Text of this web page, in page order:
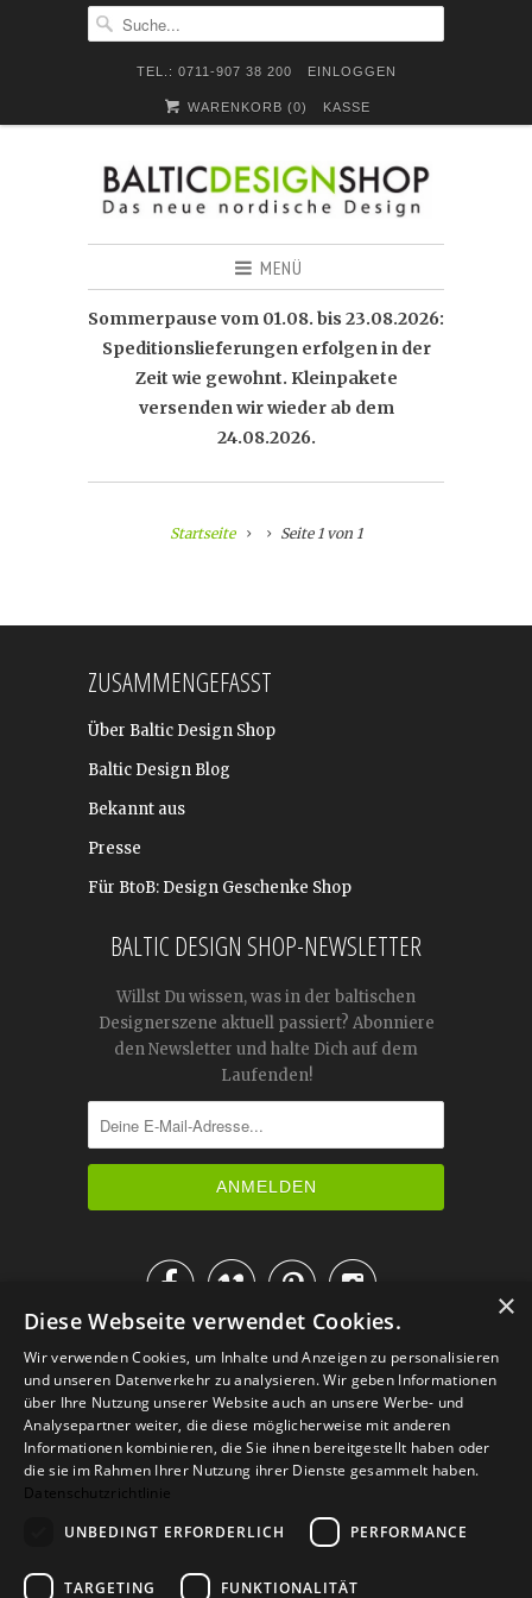
TEL.: 0711-907 38 200 EINLOGGEN
WARENKORB (0) KASSE
MENÜ
Sommerpause vom 01.08. bis 23.08.2026:
Speditionslieferungen erfolgen in der
Zeit wie gewohnt. Kleinpakete
versenden wir wieder ab dem
24.08.2026.
Startseite Seite 1 von 1
ZUSAMMENGEFASST
Über Baltic Design Shop
Baltic Design Blog
Bekannt aus
Presse
Für BtoB: Design Geschenke Shop
BALTIC DESIGN SHOP-NEWSLETTER
Willst Du wissen, was in der baltischen
Designerszene aktuell passiert? Abonniere
den Newsletter und halte Dich auf dem
Laufenden!

IM KATALOG BLÄTTERN
Versand Zahlarten Retoure
×
Diese Webseite verwendet Cookies.
Wir verwenden Cookies, um Inhalte und Anzeigen zu personalisieren
und unseren Datenverkehr zu analysieren. Wir geben Informationen
über Ihre Nutzung unserer Website auch an unsere Werbe- und
Analysepartner weiter, die diese möglicherweise mit anderen
Informationen kombinieren, die Sie ihnen bereitgestellt haben oder
die sie im Rahmen Ihrer Nutzung ihrer Dienste gesammelt haben.
Datenschutzrichtlinie
UNBEDINGT ERFORDERLICH
PERFORMANCE
TARGETING FUNKTIONALITÄT